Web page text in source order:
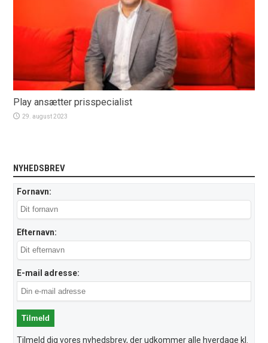
Play ansætter prisspecialist
29. august 2023
NYHEDSBREV
Fornavn:
Efternavn:
E-mail adresse:
Tilmeld dig vores nyhedsbrev, der udkommer alle hverdage kl.